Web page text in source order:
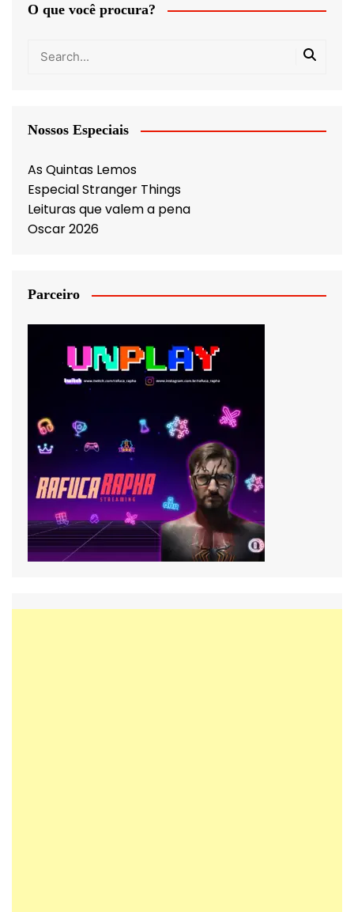
O que você procura?
Nossos Especiais
As Quintas Lemos
Especial Stranger Things
Leituras que valem a pena
Oscar 2026
Parceiro